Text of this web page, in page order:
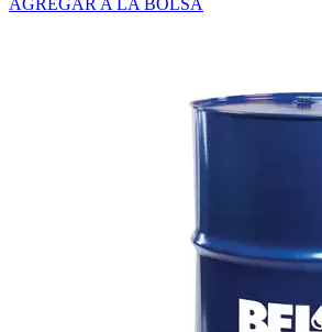
AGREGAR A LA BOLSA